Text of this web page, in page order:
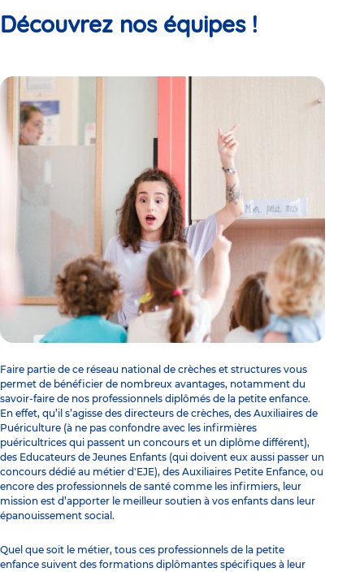
Découvrez nos équipes !
Faire partie de ce réseau national de crèches et structures vous
permet de bénéficier de nombreux avantages, notamment du
savoir-faire de nos professionnels diplômés de la petite enfance.
En effet, qu’il s’agisse des directeurs de crèches, des Auxiliaires de
Puériculture (à ne pas confondre avec les infirmières
puéricultrices qui passent un concours et un diplôme différent),
des Educateurs de Jeunes Enfants (qui doivent eux aussi passer un
concours dédié au métier d'EJE), des Auxiliaires Petite Enfance, ou
encore des professionnels de santé comme les infirmiers, leur
mission est d’apporter le meilleur soutien à vos enfants dans leur
épanouissement social.
Quel que soit le métier, tous ces professionnels de la petite
enfance suivent des formations diplômantes spécifiques à leur